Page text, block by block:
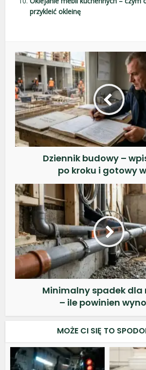
przykleić okleinę
Dziennik budowy –
po kroku i gotowy
Minimalny spadek dla
– ile powinien
MOŻE CI SIĘ TO